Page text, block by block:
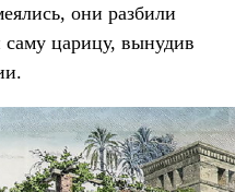
они разбили
царицу, вынудив